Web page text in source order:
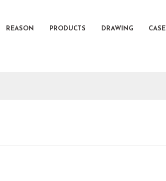
REASON PRODUCTS DRAWING CASE